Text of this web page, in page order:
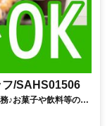
/SAHS01506
♪お菓子や飲料等の